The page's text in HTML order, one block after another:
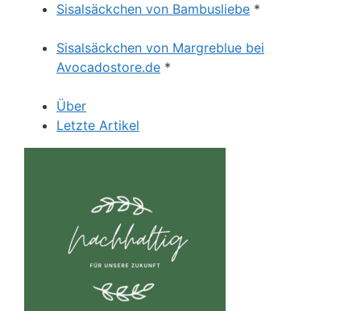
Sisalsäckchen von Bambusliebe *
Sisalsäckchen von Margreblue bei
Avocadostore.de *
Über
Letzte Artikel